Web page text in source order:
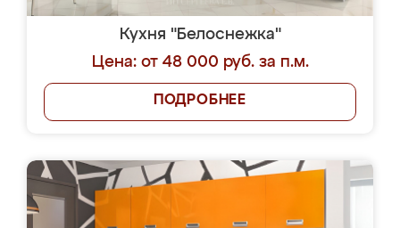
Кухня "Белоснежка"
Цена: от 48 000 руб. за п.м.
ПОДРОБНЕЕ